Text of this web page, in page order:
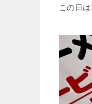
この日